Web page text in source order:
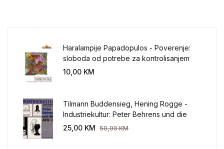
Haralampije Papadopulos - Poverenje:
sloboda od potrebe za kontrolisanjem
sveta
10,00 KM
Tilmann Buddensieg, Hening Rogge -
Industriekultur: Peter Behrens und die
AEG 1907-1914.
25,00 KM 50,00KM